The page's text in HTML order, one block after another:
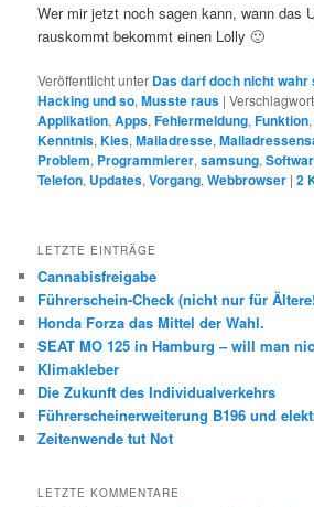
Wer mir jetzt noch sagen kann, wann das
rauskommt bekommt einen Lolly 🙂
Veröffentlicht unter Das darf doch nicht wahr
Hacking und so,Musste raus |
Applikation,Apps,Fehlermeldung,Funktion
Kenntnis,Kies,Mailadresse,
Problem, Programmierer,samsung,
Telefon, Updates,Vorgang,Webbrowser |2
LETZTE EINTRÄGE
Cannabisfreigabe
Führerschein-Check (nicht nur für
Honda Forza das Mittel der Wahl.
SEAT MO 125 in Hamburg – will man
Klimakleber
Die Zukunft des Individualverkehrs
Führerscheinerweiterung B196 und
Zeitenwende tut Not
LETZTE KOMMENTARE